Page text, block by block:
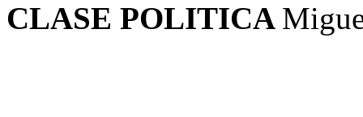
CLASE POLITICA